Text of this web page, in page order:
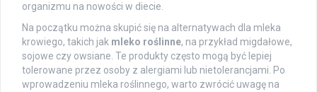
organizmu na nowości w diecie.
Na początku można skupić się na alternatywach dla mleka
krowiego, takich jak mleko roślinne, na przykład migdałowe,
sojowe czy owsiane. Te produkty często mogą być lepiej
tolerowane przez osoby z alergiami lub nietolerancjami. Po
wprowadzeniu mleka roślinnego, warto zwrócić uwagę na